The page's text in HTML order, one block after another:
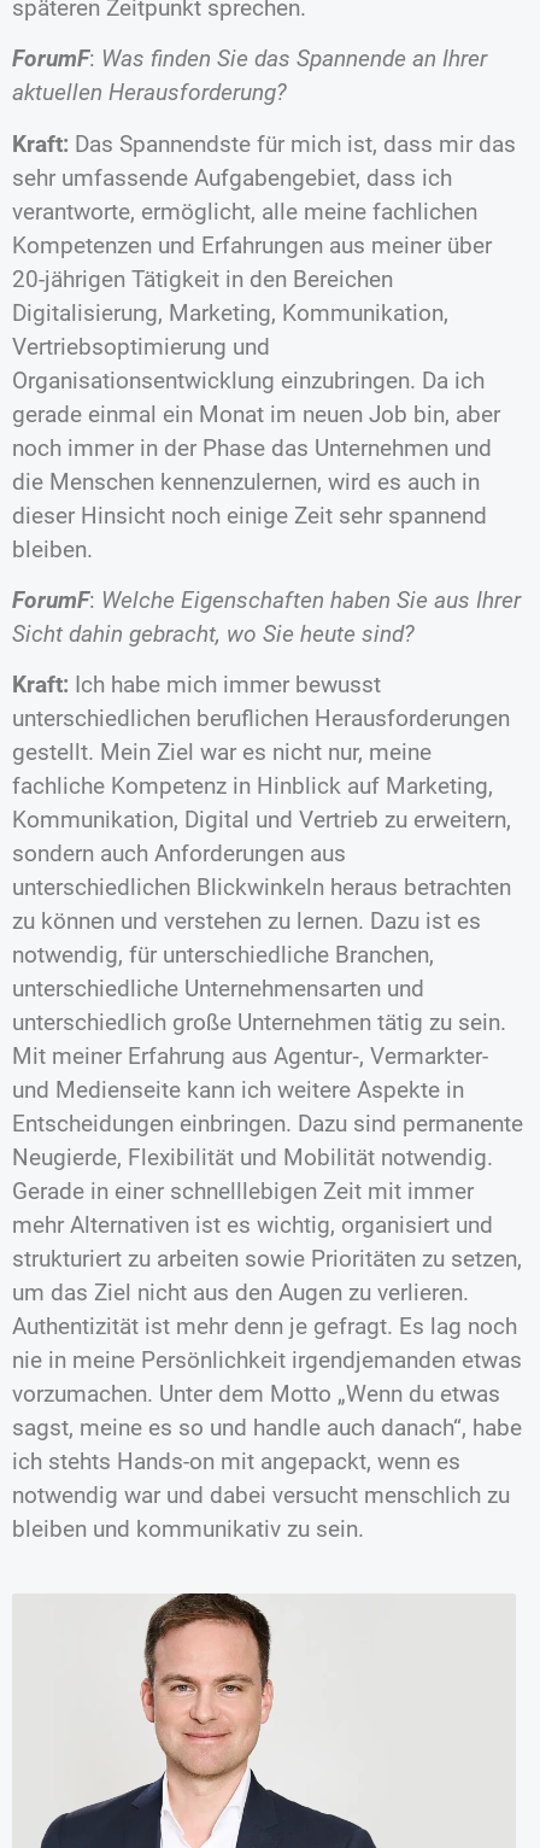
späteren Zeitpunkt sprechen.
ForumF: Was finden Sie das Spannende an Ihrer
aktuellen Herausforderung?
Kraft: Das Spannendste für mich ist, dass mir das
sehr umfassende Aufgabengebiet, dass ich
verantworte, ermöglicht, alle meine fachlichen
Kompetenzen und Erfahrungen aus meiner über
20-jährigen Tätigkeit in den Bereichen
Digitalisierung, Marketing, Kommunikation,
Vertriebsoptimierung und
Organisationsentwicklung einzubringen. Da ich
gerade einmal ein Monat im neuen Job bin, aber
noch immer in der Phase das Unternehmen und
die Menschen kennenzulernen, wird es auch in
dieser Hinsicht noch einige Zeit sehr spannend
bleiben.
ForumF: Welche Eigenschaften haben Sie aus Ihrer
Sicht dahin gebracht, wo Sie heute sind?
Kraft: Ich habe mich immer bewusst
unterschiedlichen beruflichen Herausforderungen
gestellt. Mein Ziel war es nicht nur, meine
fachliche Kompetenz in Hinblick auf Marketing,
Kommunikation, Digital und Vertrieb zu erweitern,
sondern auch Anforderungen aus
unterschiedlichen Blickwinkeln heraus betrachten
zu können und verstehen zu lernen. Dazu ist es
notwendig, für unterschiedliche Branchen,
unterschiedliche Unternehmensarten und
unterschiedlich große Unternehmen tätig zu sein.
Mit meiner Erfahrung aus Agentur‑, Vermarkter-
und Medienseite kann ich weitere Aspekte in
Entscheidungen einbringen. Dazu sind permanente
Neugierde, Flexibilität und Mobilität notwendig.
Gerade in einer schnelllebigen Zeit mit immer
mehr Alternativen ist es wichtig, organisiert und
strukturiert zu arbeiten sowie Prioritäten zu setzen,
um das Ziel nicht aus den Augen zu verlieren.
Authentizität ist mehr denn je gefragt. Es lag noch
nie in meine Persönlichkeit irgendjemanden etwas
vorzumachen. Unter dem Motto „Wenn du etwas
sagst, meine es so und handle auch danach“, habe
ich stehts Hands-on mit angepackt, wenn es
notwendig war und dabei versucht menschlich zu
bleiben und kommunikativ zu sein.